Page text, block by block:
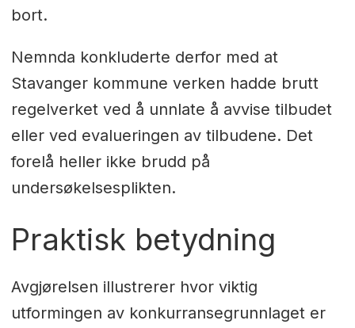
bort.
Nemnda konkluderte derfor med at
Stavanger kommune verken hadde brutt
regelverket ved å unnlate å avvise tilbudet
eller ved evalueringen av tilbudene. Det
forelå heller ikke brudd på
undersøkelsesplikten.
Praktisk betydning
Avgjørelsen illustrerer hvor viktig
utformingen av konkurransegrunnlaget er